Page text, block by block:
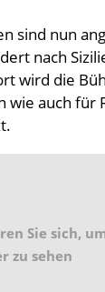
sind nun
nach
wird die
wie auch für
Sie sich,
zu sehen